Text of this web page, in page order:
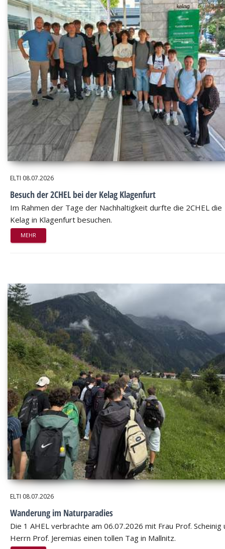
ELTI 08.07.2026
Besuch der 2CHEL bei der Kelag Klagenfurt
Im Rahmen der Tage der Nachhaltigkeit durfte die 2CHEL die
Kelag in Klagenfurt besuchen.
MEHR
ELTI 08.07.2026
Wanderung im Naturparadies
Die 1 AHEL verbrachte am 06.07.2026 mit Frau Prof. Scheinig
Herrn Prof. Jeremias einen tollen Tag in Mallnitz.